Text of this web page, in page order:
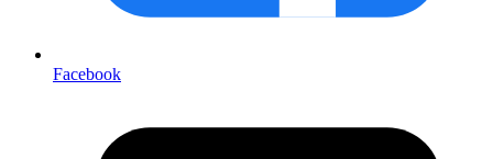
Facebook